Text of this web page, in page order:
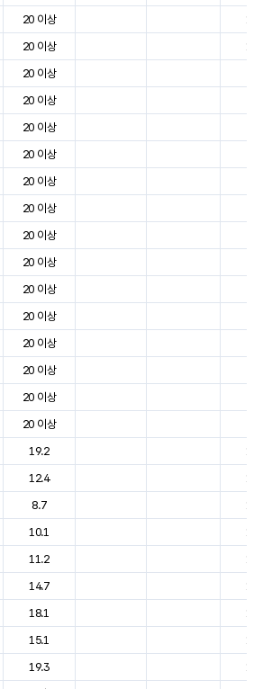
20 이상
20 이상
20 이상
20 이상
20 이상
20 이상
20 이상
20 이상
20 이상
20 이상
20 이상
20 이상
20 이상
20 이상
20 이상
20 이상
19.2
12.4
8.7
10.1
11.2
14.7
18.1
15.1
19.3